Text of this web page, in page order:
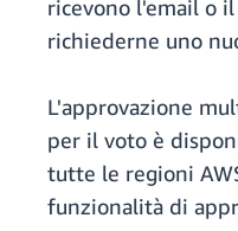
ricevono l'email o il
richiederne uno
L'approvazione
per il voto è
tutte le regioni
funzionalità di